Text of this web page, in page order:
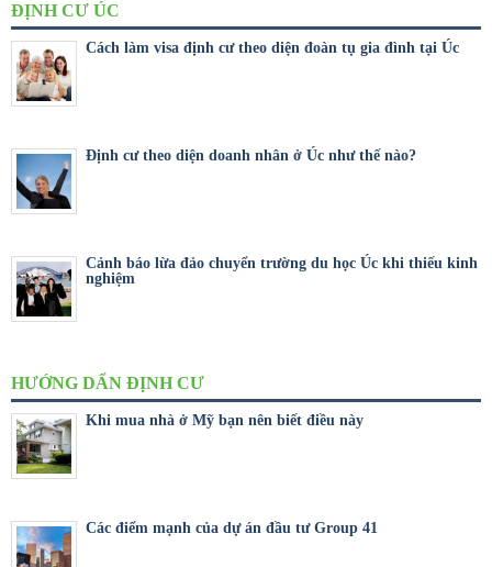
ĐỊNH CƯ ÚC
Cách làm visa định cư theo diện đoàn tụ gia đình tại Úc
Định cư theo diện doanh nhân ở Úc như thế nào?
Cảnh báo lừa đảo chuyển trường du học Úc khi thiếu kinh
nghiệm
HƯỚNG DẨN ĐỊNH CƯ
Khi mua nhà ở Mỹ bạn nên biết điều này
Các điểm mạnh của dự án đầu tư Group 41